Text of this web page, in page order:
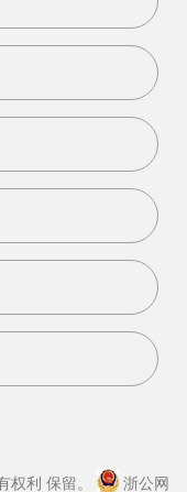
权利 保留。 浙公网